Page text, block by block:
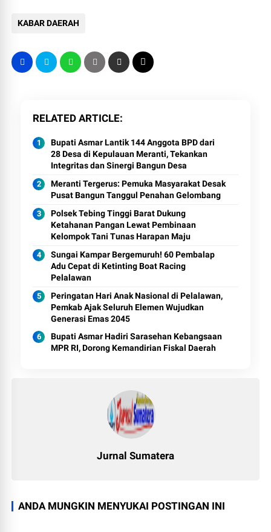
KABAR DAERAH
RELATED ARTICLE
Bupati Asmar Lantik 144 Anggota BPD dari
28 Desa di Kepulauan Meranti, Tekankan
Integritas dan Sinergi Bangun Desa
Meranti Tergerus: Pemuka Masyarakat Desak
Pusat Bangun Tanggul Penahan Gelombang
Polsek Tebing Tinggi Barat Dukung
Ketahanan Pangan Lewat Pembinaan
Kelompok Tani Tunas Harapan Maju
Sungai Kampar Bergemuruh! 60 Pembalap
Adu Cepat di Ketinting Boat Racing
Pelalawan
Peringatan Hari Anak Nasional di Pelalawan,
Pemkab Ajak Seluruh Elemen Wujudkan
Generasi Emas 2045
Bupati Asmar Hadiri Sarasehan Kebangsaan
MPR RI, Dorong Kemandirian Fiskal Daerah
Jurnal Sumatera
ANDA MUNGKIN MENYUKAI POSTINGAN INI